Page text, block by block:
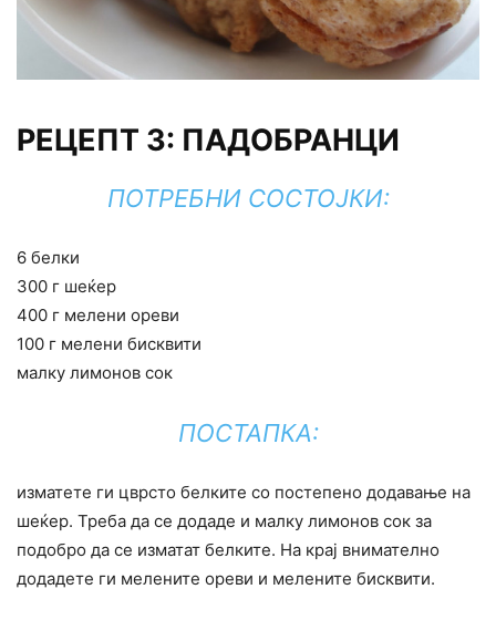
РЕЦЕПТ 3: ПАДОБРАНЦИ
ПОТРЕБНИ СОСТОЈКИ:
6 белки
300 г шеќер
400 г мелени ореви
100 г мелени бисквити
малку лимонов сок
ПОСТАПКА:
изматете ги цврсто белките со постепено додавање на
шеќер. Треба да се додаде и малку лимонов сок за
подобро да се изматат белките. На крај внимателно
додадете ги мелените ореви и мелените бисквити.